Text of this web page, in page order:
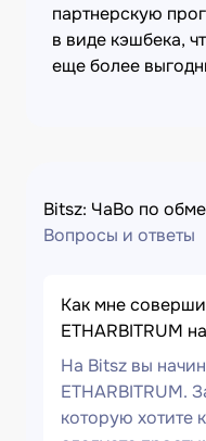
партнерскую
в виде кэшбека,
еще более
Bitsz: ЧаВо по
Вопросы и ответы
Как мне
ETHARBITRUM
На Bitsz вы
ETHARBITRUM.
которую хотите